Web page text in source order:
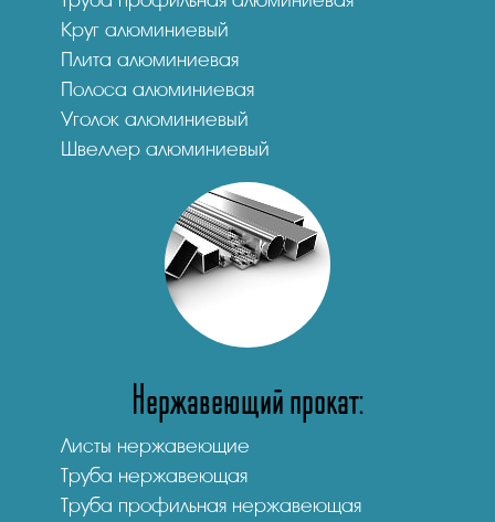
Круг алюминиевый
Плита алюминиевая
Полоса алюминиевая
Уголок алюминиевый
Швеллер алюминиевый
Нержавеющий прокат:
Листы нержавеющие
Труба нержавеющая
Труба профильная нержавеющая